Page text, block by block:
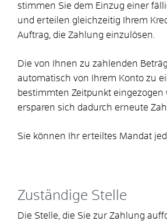
stimmen Sie dem Einzug einer
und erteilen gleichzeitig Ihrem
Auftrag, die Zahlung einzulösen.
Die von Ihnen zu zahlenden
automatisch von Ihrem Konto zu
bestimmten Zeitpunkt eingezogen
ersparen sich dadurch erneute
Sie können Ihr erteiltes Mandat
Zuständige Stelle
Die Stelle, die Sie zur Zahlung